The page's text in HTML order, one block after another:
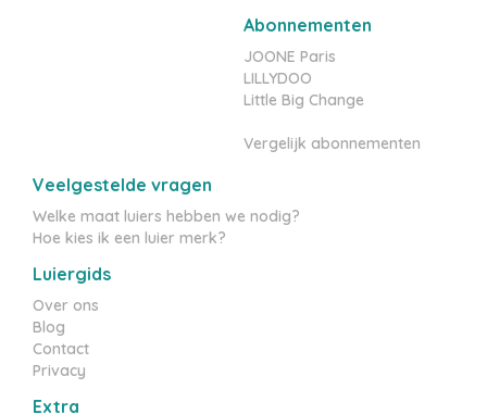
Abonnementen
JOONE Paris
LILLYDOO
Little Big Change
Vergelijk abonnementen
Veelgestelde vragen
Welke maat luiers hebben we nodig?
Hoe kies ik een luier merk?
Luiergids
Over ons
Blog
Contact
Privacy
Extra